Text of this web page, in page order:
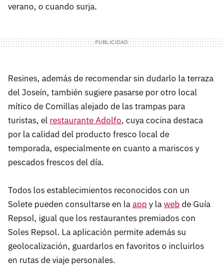
verano, o cuando surja.
Resines, además de recomendar sin dudarlo la terraza
del Joseín, también sugiere pasarse por otro local
mítico de Comillas alejado de las trampas para
turistas, el restaurante Adolfo, cuya cocina destaca
por la calidad del producto fresco local de
temporada, especialmente en cuanto a mariscos y
pescados frescos del día.
Todos los establecimientos reconocidos con un
Solete pueden consultarse en laapp y laweb de Guía
Repsol, igual que los restaurantes premiados con
Soles Repsol. La aplicación permite además su
geolocalización, guardarlos en favoritos o incluirlos
en rutas de viaje personales.